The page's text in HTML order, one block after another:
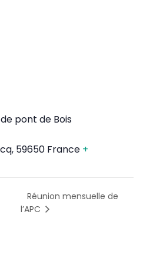
pont de Bois
, 59650 France +
Réunion mensuelle de
l’APC